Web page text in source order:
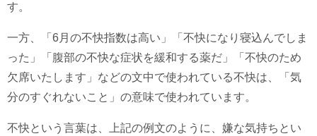
す。
一方、「6月の不快指数は高い」「不快になり寝込んでしま
った」「腹部の不快な症状を緩和する薬だ」「不快のため
欠席いたします」などの文中で使われている不快は、「気
分のすぐれないこと」の意味で使われています。
不快という言葉は、上記の例文のように、嫌な気持ちとい